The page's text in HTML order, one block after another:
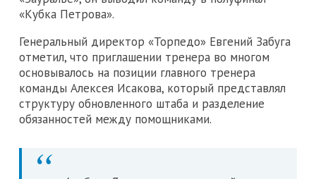
«Кубка Петрова».
Генеральный директор «Торпедо» Евгений Забуга
отметил, что приглашении тренера во многом
основывалось на позиции главного тренера
команды Алексея Исакова, который представлял
структуру обновленного штаба и разделение
обязанностей между помощниками.